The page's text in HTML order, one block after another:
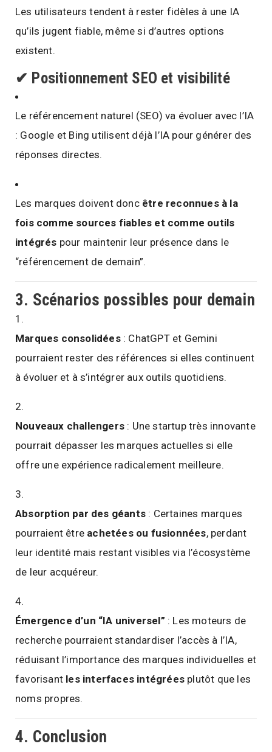
Les utilisateurs tendent à rester fidèles à une IA
qu’ils jugent fiable, même si d’autres options
existent.
✔ Positionnement SEO et visibilité
Le référencement naturel (SEO) va évoluer avec l’IA
: Google et Bing utilisent déjà l’IA pour générer des
réponses directes.
Les marques doivent donc être reconnues à la
fois comme sources fiables et comme outils
intégrés pour maintenir leur présence dans le
“référencement de demain”.
3. Scénarios possibles pour demain
Marques consolidées: ChatGPT et Gemini
pourraient rester des références si elles continuent
à évoluer et à s’intégrer aux outils quotidiens.
Nouveaux challengers : Une startup très innovante
pourrait dépasser les marques actuelles si elle
offre une expérience radicalement meilleure.
Absorption par des géants : Certaines marques
pourraient être achetées ou fusionnées, perdant
leur identité mais restant visibles via l’écosystème
de leur acquéreur.
Émergence d’un “IA universel” : Les moteurs de
recherche pourraient standardiser l’accès à l’IA,
réduisant l’importance des marques individuelles et
favorisant les interfaces intégrées plutôt que les
noms propres.
4. Conclusion